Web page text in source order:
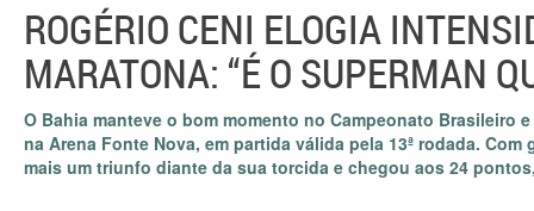
ROGÉRIO CENI ELOGIA
MARATONA: “É O SUPERMAN
O Bahia manteve o bom momento no Campeonato Brasileiro
na Arena Fonte Nova, em partida válida pela 13ª rodada.
mais um triunfo diante da sua torcida e chegou aos 24